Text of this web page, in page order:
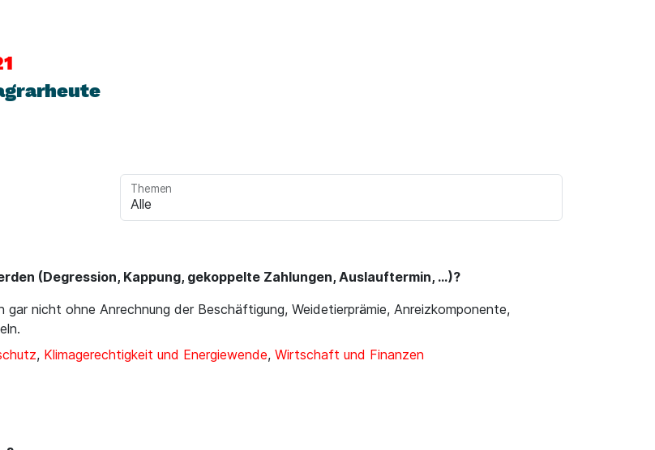
Themen
(Degression, Kappung, gekoppelte Zahlungen, Auslauftermin, ...)?
gar nicht ohne Anrechnung der Beschäftigung, Weidetierprämie, Anreizkomponente,
, Klimagerechtigkeit und Energiewende, Wirtschaft und Finanzen